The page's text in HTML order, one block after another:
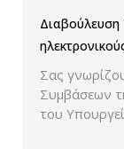
Σας
Συμβάσεων
του